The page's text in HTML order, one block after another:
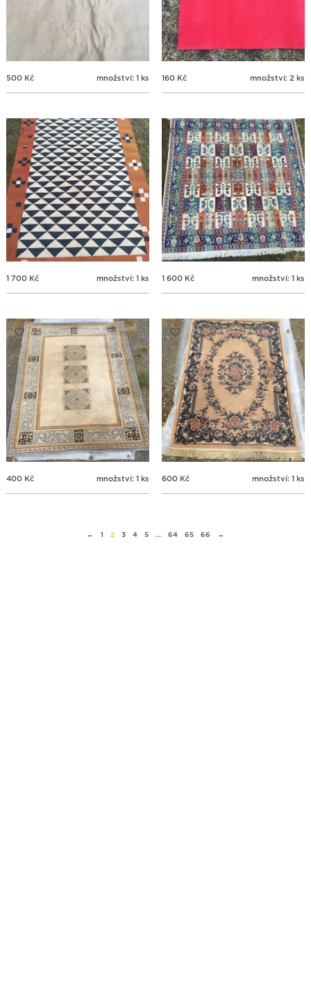
500 Kč množství: 1 ks 160 Kč množství: 2 ks
1 700 Kč množství: 1 ks 1 600 Kč množství: 1 ks
400 Kč množství: 1 ks 600 Kč množství: 1 ks
← 1 2 3 4 5 … 64 65 66 →